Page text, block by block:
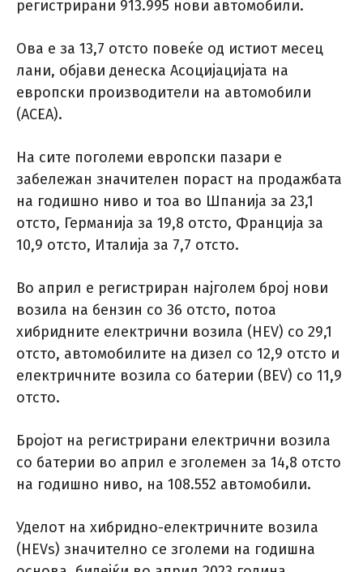
регистрирани 913.995 нови автомобили.
Ова е за 13,7 отсто повеќе од истиот месец
лани, објави денеска Асоцијацијата на
европски производители на автомобили
(ACEA).
На сите поголеми европски пазари е
забележан значителен пораст на продажбата
на годишно ниво и тоа во Шпанија за 23,1
отсто, Германија за 19,8 отсто, Франција за
10,9 отсто, Италија за 7,7 отсто.
Во април е регистриран најголем број нови
возила на бензин со 36 отсто, потоа
хибридните електрични возила (HEV) со 29,1
отсто, автомобилите на дизел со 12,9 отсто и
електричните возила со батерии (BEV) со 11,9
отсто.
Бројот на регистрирани електрични возила
со батерии во април е зголемен за 14,8 отсто
на годишно ниво, на 108.552 автомобили.
Уделот на хибридно-електричните возила
(HEVs) значително се зголеми на годишна